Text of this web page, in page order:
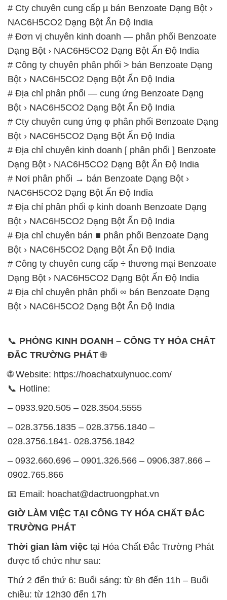
# Cty chuyên cung cấp µ bán Benzoate Dạng Bột ›
NAC6H5CO2 Dạng Bột Ấn Độ India
# Đơn vị chuyên kinh doanh — phân phối Benzoate
Dạng Bột › NAC6H5CO2 Dạng Bột Ấn Độ India
# Công ty chuyên phân phối > bán Benzoate Dạng
Bột › NAC6H5CO2 Dạng Bột Ấn Độ India
# Địa chỉ phân phối — cung ứng Benzoate Dạng
Bột › NAC6H5CO2 Dạng Bột Ấn Độ India
# Cty chuyên cung ứng φ phân phối Benzoate Dạng
Bột › NAC6H5CO2 Dạng Bột Ấn Độ India
# Địa chỉ chuyên kinh doanh [ phân phối ] Benzoate
Dạng Bột › NAC6H5CO2 Dạng Bột Ấn Độ India
# Nơi phân phối → bán Benzoate Dạng Bột ›
NAC6H5CO2 Dạng Bột Ấn Độ India
# Địa chỉ phân phối φ kinh doanh Benzoate Dạng
Bột › NAC6H5CO2 Dạng Bột Ấn Độ India
# Địa chỉ chuyên bán ■ phân phối Benzoate Dạng
Bột › NAC6H5CO2 Dạng Bột Ấn Độ India
# Công ty chuyên cung cấp ÷ thương mại Benzoate
Dạng Bột › NAC6H5CO2 Dạng Bột Ấn Độ India
# Địa chỉ chuyên phân phối ∞ bán Benzoate Dạng
Bột › NAC6H5CO2 Dạng Bột Ấn Độ India
📞 PHÒNG KINH DOANH – CÔNG TY HÓA CHẤT
ĐẮC TRƯỜNG PHÁT🌐
🌐 Website: https://hoachatxulynuoc.com/
📞 Hotline:
– 0933.920.505 – 028.3504.5555
– 028.3756.1835 – 028.3756.1840 –
028.3756.1841- 028.3756.1842
– 0932.660.696 – 0901.326.566 – 0906.387.866 –
0902.765.866
📧 Email: hoachat@dactruongphat.vn
GIỜ LÀM VIỆC TẠI CÔNG TY HÓA CHẤT ĐẮC
TRƯỜNG PHÁT
Thời gian làm việc tại Hóa Chất Đắc Trường Phát
được tổ chức như sau:
Thứ 2 đến thứ 6: Buổi sáng: từ 8h đến 11h – Buổi
chiều: từ 12h30 đến 17h